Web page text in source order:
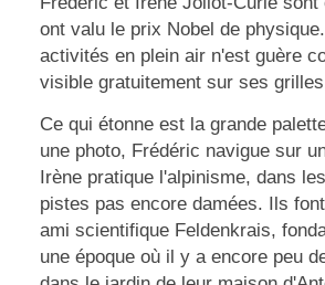
ont valu le prix Nobel de
activités en plein air n'est guère
visible gratuitement sur ses
Ce qui étonne est la grande
une photo, Frédéric navigue sur
Irène pratique l'alpinisme, dans
pistes pas encore damées. Ils
ami scientifique Feldenkrais,
une époque où il y a encore peu